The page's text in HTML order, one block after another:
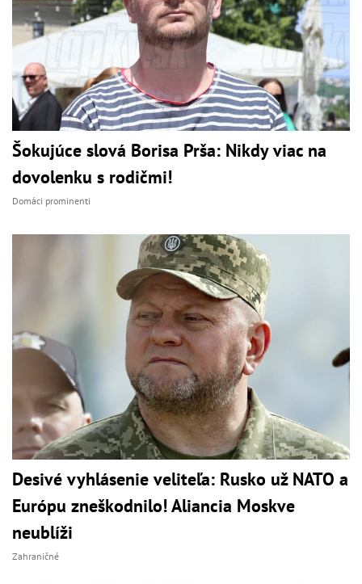
Šokujúce slová Borisa Prša: Nikdy viac na
dovolenku s rodičmi!
Domáci prominenti
Desivé vyhlásenie veliteľa: Rusko už NATO a
Európu zneškodnilo! Aliancia Moskve
neublíži
Zahraničné